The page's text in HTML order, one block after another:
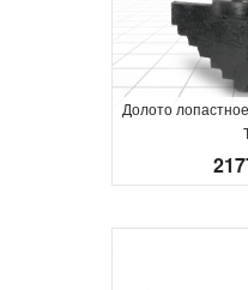
Долото